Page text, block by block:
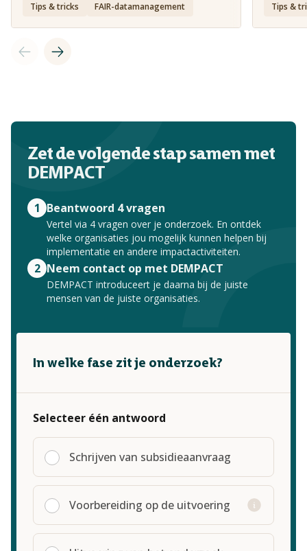
Tips & tricks FAIR-datamanagement Tips &
Zet de volgende stap samen met
DEMPACT
1 Beantwoord 4 vragen
Vertel via 4 vragen over je onderzoek. En ontdek
welke organisaties jou mogelijk kunnen helpen bij
implementatie en andere impactactiviteiten.
2 Neem contact op met DEMPACT
DEMPACT introduceert je daarna bij de juiste
mensen van de juiste organisaties.
In welke fase zit je onderzoek?
Selecteer één antwoord
Schrijven van subsidieaanvraag
Voorbereiding op de uitvoering